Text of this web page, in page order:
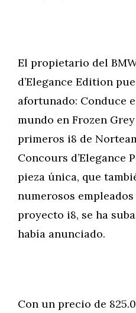
El propietario del
d’Elegance Edition
afortunado: Conduce
mundo en Frozen
primeros i8 de
Concours d’Elegance
pieza única, que
numerosos
proyecto i8, se ha
había anunciado.
Con un precio de